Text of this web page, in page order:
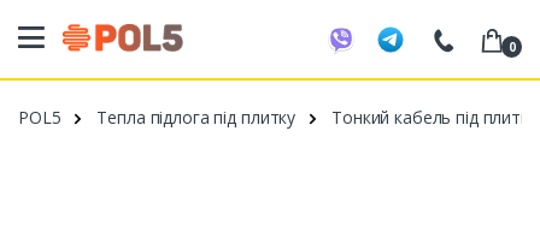
098 20 52 818
099 53 43 210
0
POL5 Тепла підлога під плитку Тонкий кабель під плитку